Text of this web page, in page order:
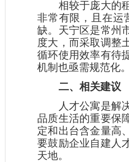
相较于庞大的
非常有限，且在运
缺。天宁区是常州
度大，而采取调整
循环使用效率有待
机制也亟需规范化
二、相关建议
人才公寓是解
品质生活的重要保
定和出台含金量高
要鼓励企业自建人
天地。